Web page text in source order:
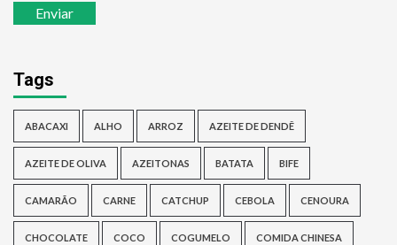
Enviar
Tags
ABACAXI ALHO ARROZ AZEITE DE DENDÊ
AZEITE DE OLIVA AZEITONAS BATATA BIFE
CAMARÃO CARNE CATCHUP CEBOLA CENOURA
CHOCOLATE COCO COGUMELO COMIDA CHINESA